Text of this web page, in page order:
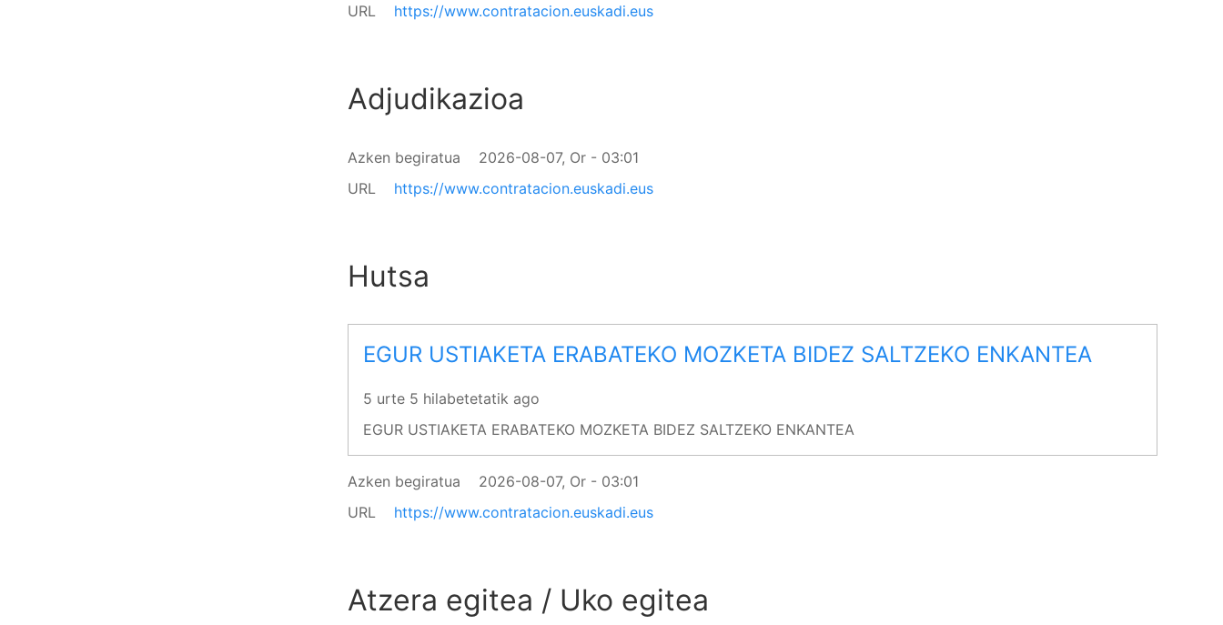
URL
https://www.contratacion.euskadi.eus
Adjudikazioa
Azken begiratua
2026-08-07, Or - 03:01
URL
https://www.contratacion.euskadi.eus
Hutsa
EGUR USTIAKETA ERABATEKO MOZKETA BIDEZ SALTZEKO ENKANTEA
5 urte 5 hilabetetatik ago
EGUR USTIAKETA ERABATEKO MOZKETA BIDEZ SALTZEKO ENKANTEA
Azken begiratua
2026-08-07, Or - 03:01
URL
https://www.contratacion.euskadi.eus
Atzera egitea / Uko egitea